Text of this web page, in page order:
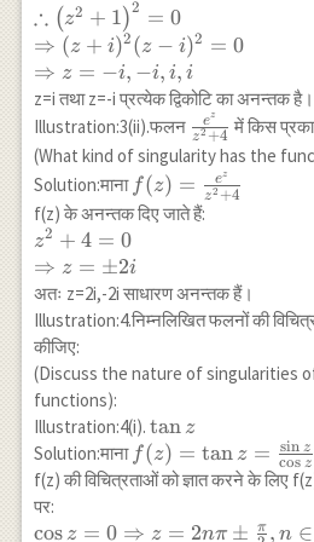
{\left(2 n
\pm
\frac{1}
{2}\right)
\pi}, n \in I
\therefore
\left(z^2+1\right)^2=0
\\
\Rightarrow(z+i)^2(z-
i)^2=0 \\ \Rightarrow
z=-i,-i, i, i
∴ (z2 + 1)2 = 0
⇒ (z + i)2 (z − i)2 = 0
⇒ z = −i, −i, i, i
z=i तथा z=-i प्रत्येक द्विकोटि का अनन्तक है।
Illustration:3(ii).फलन \frac{e^z}
{z^2+4}
z2 +4
ez
में किस
(What kind of singularity has the
Solution:माना f(z)=\frac{e^z}
{z^2+4}
f(z) = z2 +4
ez
f(z) के अनन्तक दिए जाते हैं:
z^2+4=0 \\
\Rightarrow
z= \pm 2 i
z2 + 4 = 0
⇒ z = ±2i
अतः z=2i,-2i साधारण अनन्तक हैं।
Illustration:4.निम्नलिखित फलनों की
कीजिए:
(Discuss the nature of singularities
functions):
Illustration:4(i). \tan
z
tan z
Solution:माना f(z)=\tan
z=\frac{\sin
f(z) = tan z = cos z
sin z
f(z) की विचित्रताओं को ज्ञात करने के लिए
पर:
\cos z=0
cos z = 0 ⇒ z = 2nπ ± π , n ∈